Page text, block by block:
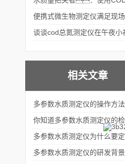
相关文章
多参数水质测定仪的操作方法